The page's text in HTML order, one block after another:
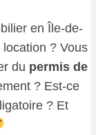
en Île-de-
? Vous
du permis de
? Est-ce
? Et